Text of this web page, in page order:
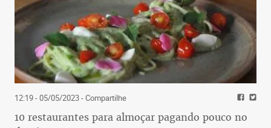
12:19 - 05/05/2023- Compartilhe
10 restaurantes para almoçar pagando pouco no